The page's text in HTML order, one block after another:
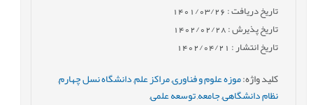
تاریخ دریافت : 1401/03/26
تاریخ پذیرش : 1402/02/28
تاریخ انتشار : 1402/04/21
کلید واژه:موزه علوم و فناوری,مراکز علم,دانشگاه نسل چهارم,
نظام دانشگاهی,جامعه,توسعه علمی,